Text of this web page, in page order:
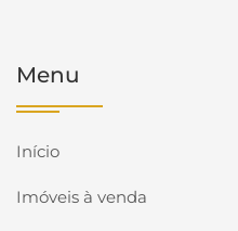
Menu
Início
Imóveis à venda